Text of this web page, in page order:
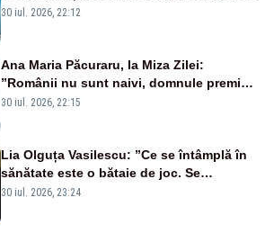
la sol două avioane F-16
30 iul. 2026, 22:12
Ana Maria Păcuraru, la Miza Zilei:
”Românii nu sunt naivi, domnule premier
Bolojan”
30 iul. 2026, 22:15
Lia Olguța Vasilescu: ”Ce se întâmplă în
sănătate este o bătaie de joc. Se
guvernează extraordinar de prost”
30 iul. 2026, 23:24